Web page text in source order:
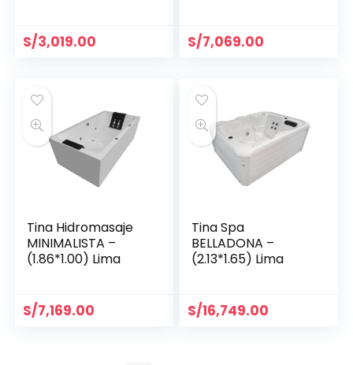
S/3,019.00 S/7,069.00
Tina Hidromasaje
MINIMALISTA –
(1.86*1.00) Lima
S/7,169.00
Tina Spa
BELLADONA –
(2.13*1.65) Lima
S/16,749.00